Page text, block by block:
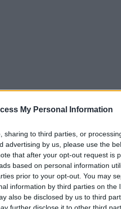
My Personal Information
sharing to third parties, or
advertising by us, please use the
that after your opt-out request is
based on personal information
prior to your opt-out. You may
information by third parties on the
also be disclosed by us to third
further disclose it to other third